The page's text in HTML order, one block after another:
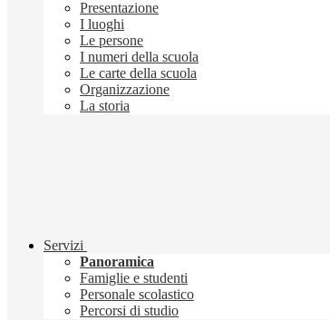
Presentazione
I luoghi
Le persone
I numeri della scuola
Le carte della scuola
Organizzazione
La storia
Servizi
Panoramica
Famiglie e studenti
Personale scolastico
Percorsi di studio